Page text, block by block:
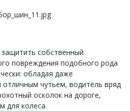
собственный
повреждения подобного рода
обладая даже
чутьем, водитель вряд
осколок на дороге,
для колеса.